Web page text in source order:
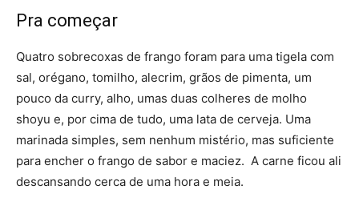
Pra começar
Quatro sobrecoxas de frango foram para uma tigela com
sal, orégano, tomilho, alecrim, grãos de pimenta, um
pouco da curry, alho, umas duas colheres de molho
shoyu e, por cima de tudo, uma lata de cerveja. Uma
marinada simples, sem nenhum mistério, mas suficiente
para encher o frango de sabor e maciez. A carne ficou ali
descansando cerca de uma hora e meia.